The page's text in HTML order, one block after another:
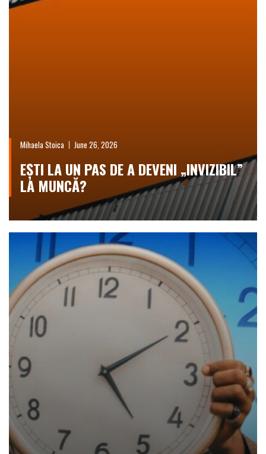
Mihaela Stoica June 26, 2026
EȘTI LA UN PAS DE A DEVENI „INVIZIBIL”
LA MUNCĂ?